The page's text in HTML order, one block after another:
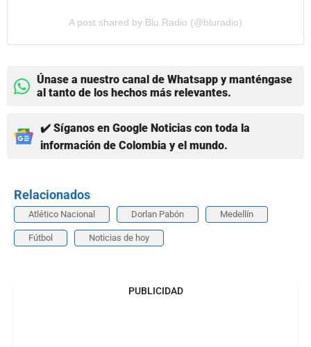
A post shared by Blu Radio (@bluradio)
Únase a nuestro canal de Whatsapp y manténgase
al tanto de los hechos más relevantes.
✔️ Síganos en Google Noticias con toda la
información de Colombia y el mundo.
Relacionados
Atlético Nacional Dorlan Pabón Medellín
Fútbol Noticias de hoy
PUBLICIDAD